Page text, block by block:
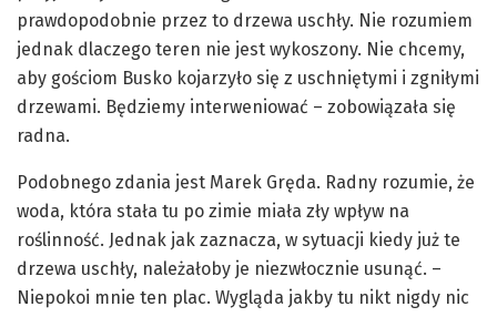
prawdopodobnie przez to drzewa uschły. Nie rozumiem
jednak dlaczego teren nie jest wykoszony. Nie chcemy,
aby gościom Busko kojarzyło się z uschniętymi i zgniłymi
drzewami. Będziemy interweniować – zobowiązała się
radna.
Podobnego zdania jest Marek Gręda. Radny rozumie, że
woda, która stała tu po zimie miała zły wpływ na
roślinność. Jednak jak zaznacza, w sytuacji kiedy już te
drzewa uschły, należałoby je niezwłocznie usunąć. –
Niepokoi mnie ten plac. Wygląda jakby tu nikt nigdy nic